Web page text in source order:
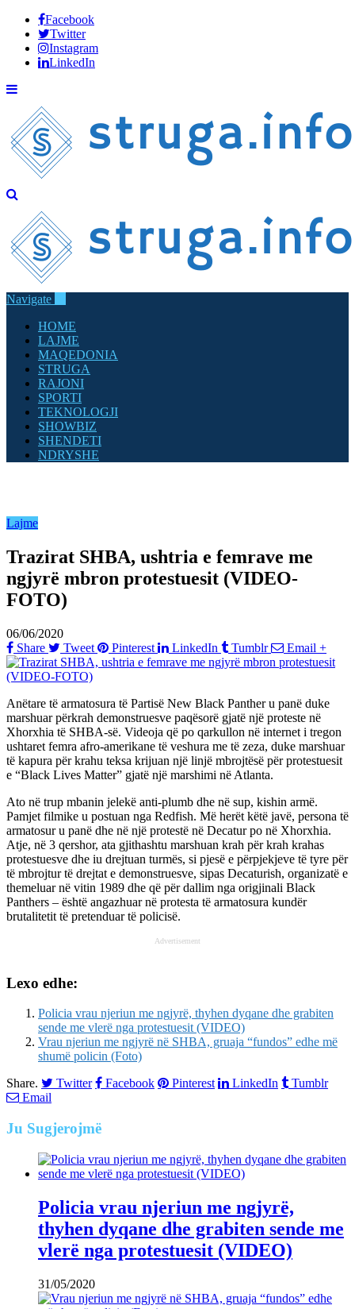
Facebook
Twitter
Instagram
LinkedIn
Navigate
HOME
LAJME
MAQEDONIA
STRUGA
RAJONI
SPORTI
TEKNOLOGJI
SHOWBIZ
SHENDETI
NDRYSHE
Lajme
Trazirat SHBA, ushtria e femrave me
ngjyrë mbron protestuesit (VIDEO-
FOTO)
06/06/2020
Share
Tweet Pinterest LinkedIn Tumblr Email +
Anëtare të armatosura të Partisë New Black Panther u panë duke
marshuar përkrah demonstruesve paqësorë gjatë një proteste në
Xhorxhia të SHBA-së. Videoja që po qarkullon në internet i tregon
ushtaret femra afro-amerikane të veshura me të zeza, duke marshuar
të kapura për krahu teksa krijuan një linjë mbrojtësë për protestuesit
e “Black Lives Matter” gjatë një marshimi në Atlanta.
Ato në trup mbanin jelekë anti-plumb dhe në sup, kishin armë.
Pamjet filmike u postuan nga Redfish. Më herët këtë javë, persona të
armatosur u panë dhe në një protestë në Decatur po në Xhorxhia.
Atje, në 3 qershor, ata gjithashtu marshuan krah për krah krahas
protestuesve dhe iu drejtuan turmës, si pjesë e përpjekjeve të tyre për
të mbrojtur të drejtat e demonstruesve, sipas Decaturish, organizatë e
themeluar në vitin 1989 dhe që për dallim nga origjinali Black
Panthers – është angazhuar në protesta të armatosura kundër
brutalitetit të pretenduar të policisë.
Advertisement
Lexo edhe:
Policia vrau njeriun me ngjyrë, thyhen dyqane dhe grabiten
sende me vlerë nga protestuesit (VIDEO)
Vrau njeriun me ngjyrë në SHBA, gruaja “fundos” edhe më
shumë policin (Foto)
Share.
Twitter Facebook Pinterest LinkedIn
Tumblr
Email
Ju Sugjerojmë
Policia vrau njeriun me ngjyrë,
thyhen dyqane dhe grabiten sende me
vlerë nga protestuesit (VIDEO)
31/05/2020